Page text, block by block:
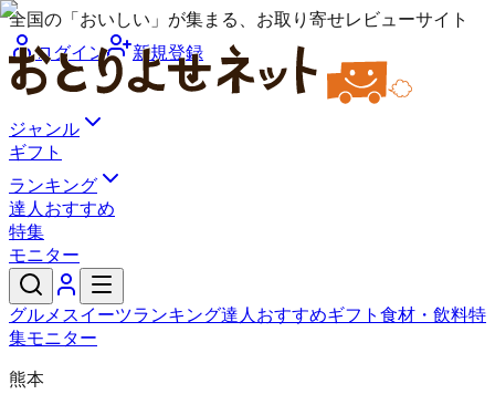
全国の「おいしい」が集まる、お取り寄せレビューサイト
ログイン
新規登録
ジャンル
ギフト
ランキング
達人おすすめ
特集
モニター
グルメ スイーツランキング達人おすすめギフト 食材・飲料特
集モニター
熊本